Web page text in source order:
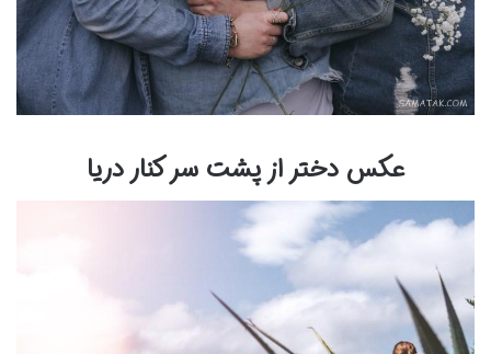
عکس دختر از پشت سر کنار دریا